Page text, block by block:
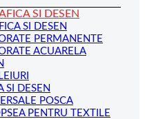
SI DESEN
SI DESEN
PERMANENTE
ACUARELA
SI DESEN
POSCA
PENTRU TEXTILE